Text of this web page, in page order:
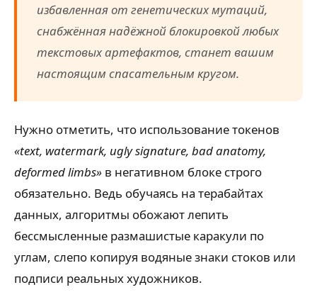
избавленная от генетических мутаций,
снабжённая надёжной блокировкой любых
текстовых артефактов, станет вашим
настоящим спасательным кругом.
Нужно отметить, что использование токенов
«text, watermark, ugly signature, bad anatomy,
deformed limbs» в негативном блоке строго
обязательно. Ведь обучаясь на терабайтах
данных, алгоритмы обожают лепить
бессмысленные размашистые каракули по
углам, слепо копируя водяные знаки стоков или
подписи реальных художников.